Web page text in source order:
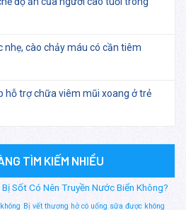
nhẹ, cào chảy máu có cần tiêm
hỗ trợ chữa viêm mũi xoang ở trẻ
TÌM KIẾM NHIỀU
Bị Sốt Có Nên Truyền Nước Biển Không?
Bị vết thương hở có uống sữa được không